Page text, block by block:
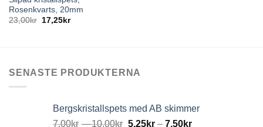
Rosenkvarts, 20mm
23,00kr 17,25kr
SENASTE PRODUKTERNA
Bergskristallspets med AB skimmer
7,00kr –10,00kr 5,25kr– 7,50kr